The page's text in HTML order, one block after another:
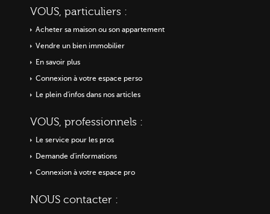
VOUS, particuliers :
Acheter sa maison ou son appartement
Vendre un bien immobilier
En savoir plus
Connexion à votre espace perso
Le plein d'infos dans nos articles
VOUS, professionnels :
Le service pour les pros
Demande d'informations
Connexion à votre espace pro
NOUS contacter :